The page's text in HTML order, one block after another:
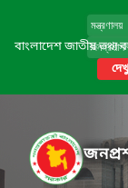
বাংলাদেশ জাতীয় তথ্য